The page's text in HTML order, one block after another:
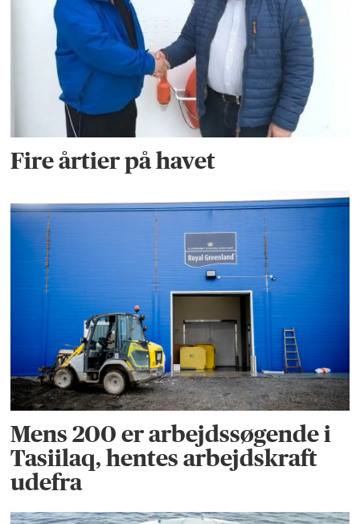
Fire årtier på havet
Mens 200 er arbejdssøgende i
Tasiilaq, hentes arbejdskraft
udefra